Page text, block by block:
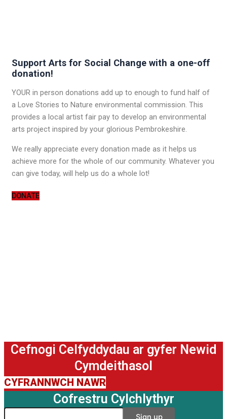
Support Arts for Social Change with a one-off
donation!
YOUR in person donations add up to enough to fund half of
a Love Stories to Nature environmental commission. This
provides a local artist fair pay to develop an environmental
arts project inspired by your glorious Pembrokeshire.
We really appreciate every donation made as it helps us
achieve more for the whole of our community. Whatever you
can give today, will help us do a whole lot!
DONATE
Cefnogi Celfyddydau ar gyfer Newid
Cymdeithasol
CYFRANNWCH NAWR
Cofrestru Cylchlythyr